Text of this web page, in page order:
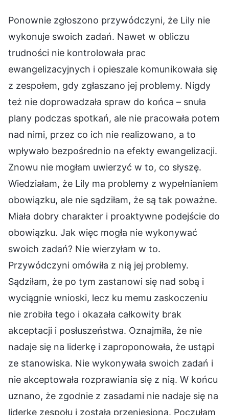
Ponownie zgłoszono przywódczyni, że Lily nie
wykonuje swoich zadań. Nawet w obliczu
trudności nie kontrolowała prac
ewangelizacyjnych i opieszale komunikowała się
z zespołem, gdy zgłaszano jej problemy. Nigdy
też nie doprowadzała spraw do końca – snuła
plany podczas spotkań, ale nie pracowała potem
nad nimi, przez co ich nie realizowano, a to
wpływało bezpośrednio na efekty ewangelizacji.
Znowu nie mogłam uwierzyć w to, co słyszę.
Wiedziałam, że Lily ma problemy z wypełnianiem
obowiązku, ale nie sądziłam, że są tak poważne.
Miała dobry charakter i proaktywne podejście do
obowiązku. Jak więc mogła nie wykonywać
swoich zadań? Nie wierzyłam w to.
Przywódczyni omówiła z nią jej problemy.
Sądziłam, że po tym zastanowi się nad sobą i
wyciągnie wnioski, lecz ku memu zaskoczeniu
nie zrobiła tego i okazała całkowity brak
akceptacji i posłuszeństwa. Oznajmiła, że nie
nadaje się na liderkę i zaproponowała, że ustąpi
ze stanowiska. Nie wykonywała swoich zadań i
nie akceptowała rozprawiania się z nią. W końcu
uznano, że zgodnie z zasadami nie nadaje się na
liderkę zespołu i została przeniesiona. Poczułam